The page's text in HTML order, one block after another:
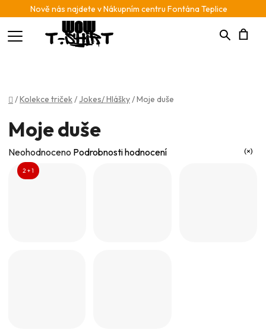
Nově nás najdete v Nákupním centru Fontána Teplice
Hledat
Domů
/Kolekce triček/ Jokes/ Hlášky/Moje duše
Moje duše
Průměrné
hodnocení
produktu
Neohodnoceno Podrobnosti hodnocení
2 + 1